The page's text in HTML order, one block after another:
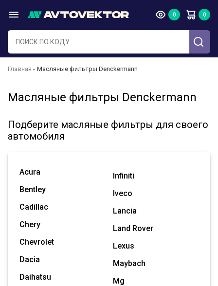
Главная Масляные фильтры Denckermann
Масляные фильтры Denckermann
Подберите масляные фильтры для своего
автомобиля
Acura
Bentley
Cadillac
Chery
Chevrolet
Dacia
Daihatsu
Infiniti
Iveco
Lancia
Land Rover
Lexus
Maybach
Mg